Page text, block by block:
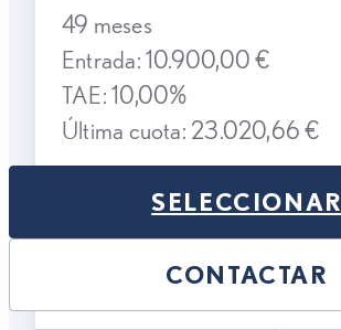
49 meses
Entrada: 10.900,00 €
TAE: 10,00%
Última cuota: 23.020,66 €
SELECCIONAR
CONTACTAR